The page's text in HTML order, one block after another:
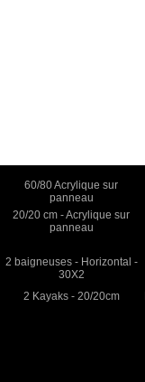
60/80 Acrylique sur
panneau
20/20 cm - Acrylique sur
panneau
2 baigneuses - Horizontal -
30X2
2 Kayaks - 20/20cm